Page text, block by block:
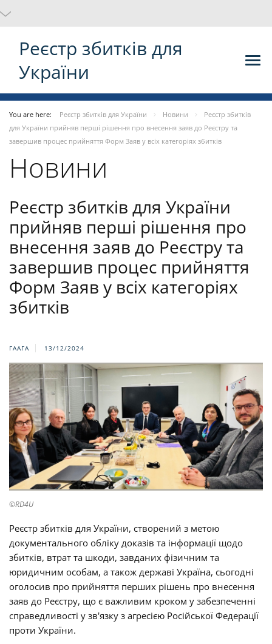
Реєстр збитків для
України
You are here: Реєстр збитків для України Новини
Реєстр збитків
для України прийняв перші рішення про внесення заяв до Реєстру та
завершив процес прийняття Форм Заяв у всіх категоріях збитків
Новини
Реєстр збитків для України
прийняв перші рішення про
внесення заяв до Реєстру та
завершив процес прийняття
Форм Заяв у всіх категоріях
збитків
ГААГА 13/12/2024
©RD4U
Реєстр збитків для України, створений з метою
документального обліку доказів та інформації щодо
збитків, втрат та шкоди, завданих фізичним та
юридичним особам, а також державі Україна, сьогодні
оголосив про прийняття перших рішень про внесення
заяв до Реєстру, що є важливим кроком у забезпеченні
справедливості у зв'язку з агресією Російської Федерації
проти України.